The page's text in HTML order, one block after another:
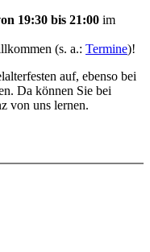
19:30 bis 21:00 im
(s. a.: Termine)!
auf, ebenso bei
Da können Sie bei
von uns lernen.